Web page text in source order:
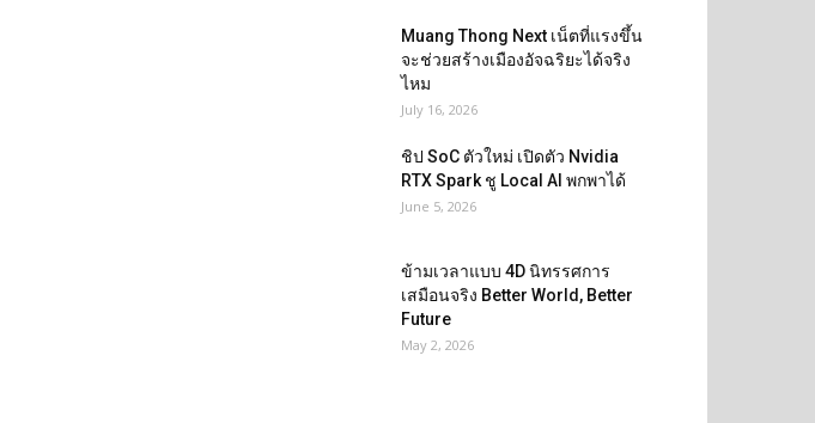
Muang Thong Next เน็ตที่แรงขึ้น
จะช่วยสร้างเมืองอัจฉริยะได้จริง
ไหม
July 16, 2026
ชิป SoC ตัวใหม่ เปิดตัว Nvidia
RTX Spark ชู Local AI พกพาได้
June 5, 2026
ข้ามเวลาแบบ 4D นิทรรศการ
เสมือนจริง Better World, Better
Future
May 2, 2026